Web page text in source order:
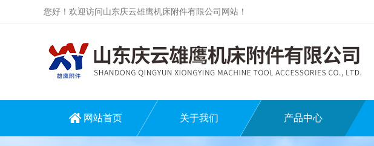
您好！欢迎访问山东庆云雄鹰机床附件有限公司网站！
网站首页 关于我们 产品中心